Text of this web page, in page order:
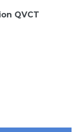
QVCT